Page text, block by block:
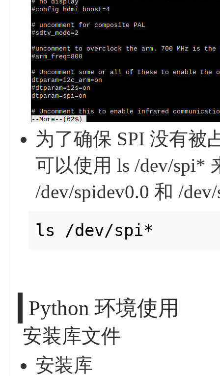
为了确保 SPI 没有被
可以使用 ls /dev/spi*
/dev/spidev0.0 和 /
Python 环境使用
安装库文件
安装库